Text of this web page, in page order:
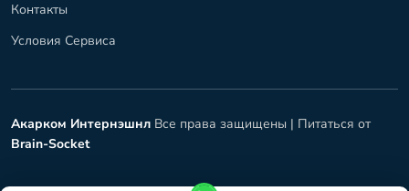
Контакты
Условия Сервиса
Акарком Интернэшнл Все права защищены | Питаться от
Brain-Socket